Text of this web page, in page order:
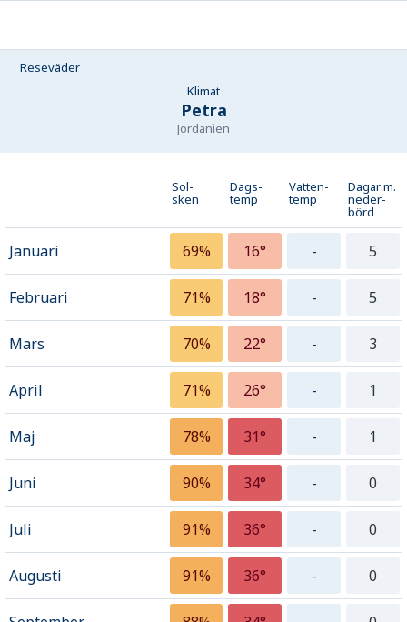
Reseväder
Klimat
Petra
Jordanien
Sol-
sken
Dags-
temp
Vatten-
temp
Dagar m.
neder­
börd
Januari 69% 16° - 5
Februari 71% 18° - 5
Mars 70% 22° - 3
April 71% 26° - 1
Maj 78% 31° - 1
Juni 90% 34° - 0
Juli 91% 36° - 0
Augusti 91% 36° - 0